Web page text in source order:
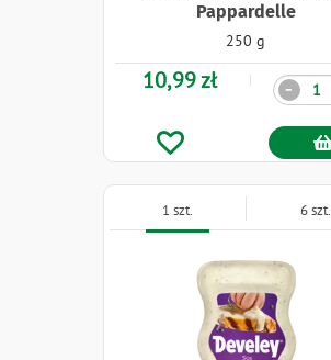
Pappardelle
250 g
10,99 zł Ilość
-
1 szt. 6 szt.